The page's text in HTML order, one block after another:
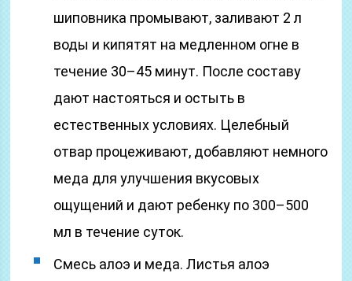
шиповника промывают, заливают 2 л
воды и кипятят на медленном огне в
течение 30–45 минут. После составу
дают настояться и остыть в
естественных условиях. Целебный
отвар процеживают, добавляют немного
меда для улучшения вкусовых
ощущений и дают ребенку по 300–500
мл в течение суток.
Смесь алоэ и меда. Листья алоэ